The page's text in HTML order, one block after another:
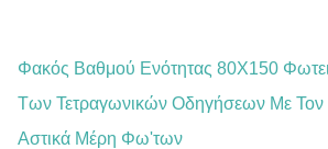
Φακός Βαθμού Ενότητας 80X150
Των Τετραγωνικών Οδηγήσεων Με Τον
Αστικά Μέρη Φω'των